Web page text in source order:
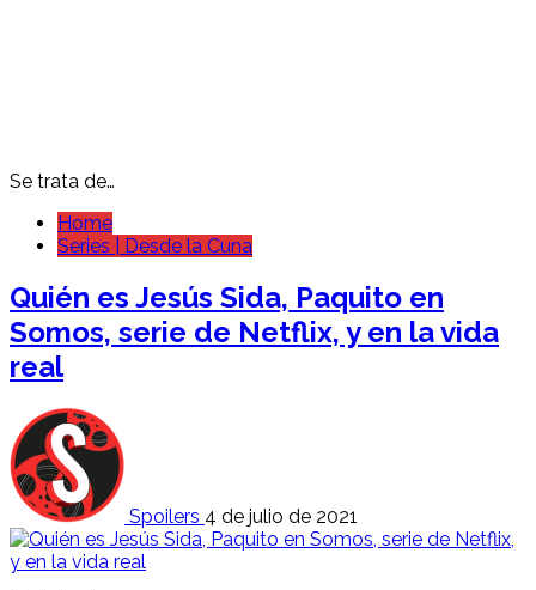
Se trata de…
Home
Series | Desde la Cuna
Quién es Jesús Sida, Paquito en
Somos, serie de Netflix, y en la vida
real
Spoilers 4 de julio de 2021